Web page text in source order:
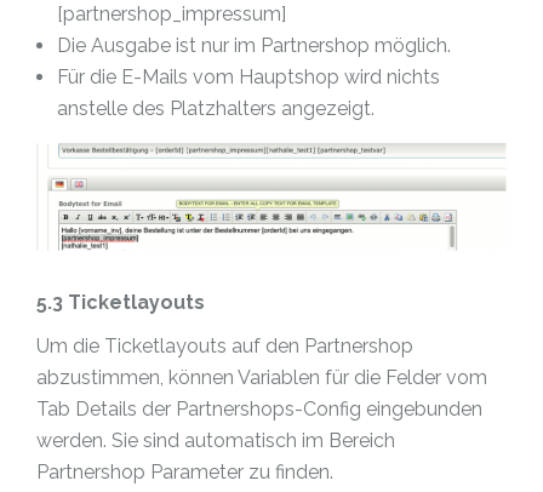
[partnershop_impressum]
Die Ausgabe ist nur im Partnershop möglich.
Für die E-Mails vom Hauptshop wird nichts
anstelle des Platzhalters angezeigt.
5.3 Ticketlayouts
Um die Ticketlayouts auf den Partnershop
abzustimmen, können Variablen für die Felder vom
Tab Details der Partnershops-Config eingebunden
werden. Sie sind automatisch im Bereich
Partnershop Parameter zu finden.